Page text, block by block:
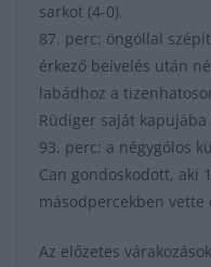
sarkot (4-0).
87. perc: öngóllal
érkező beívelés után
labádhoz a
Rüdiger saját kapujába
93. perc: a négygólos
Can gondoskodott, aki
másodpercekben vette
Az előzetes